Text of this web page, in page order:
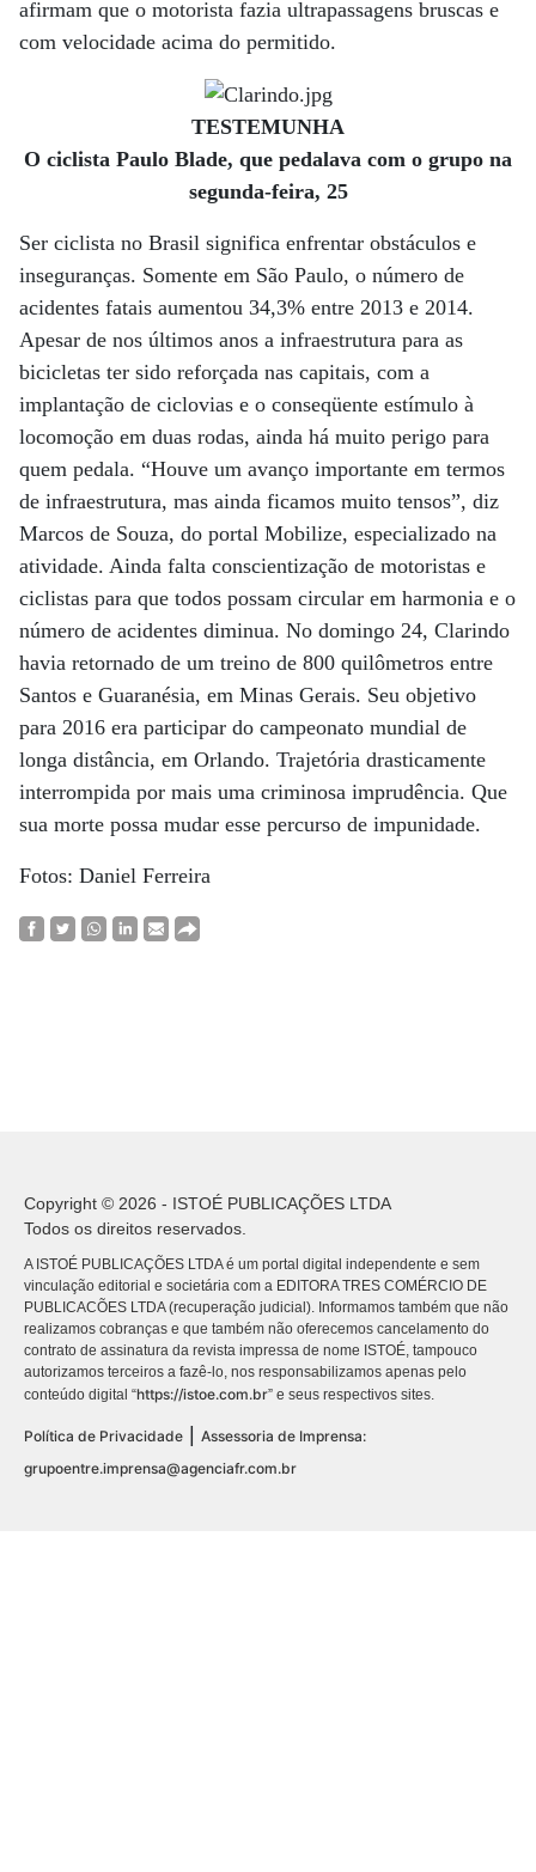
afirmam que o motorista fazia ultrapassagens bruscas e
com velocidade acima do permitido.
TESTEMUNHA
O ciclista Paulo Blade, que pedalava com o grupo na
segunda-feira, 25
Ser ciclista no Brasil significa enfrentar obstáculos e
inseguranças. Somente em São Paulo, o número de
acidentes fatais aumentou 34,3% entre 2013 e 2014.
Apesar de nos últimos anos a infraestrutura para as
bicicletas ter sido reforçada nas capitais, com a
implantação de ciclovias e o conseqüente estímulo à
locomoção em duas rodas, ainda há muito perigo para
quem pedala. “Houve um avanço importante em termos
de infraestrutura, mas ainda ficamos muito tensos”, diz
Marcos de Souza, do portal Mobilize, especializado na
atividade. Ainda falta conscientização de motoristas e
ciclistas para que todos possam circular em harmonia e o
número de acidentes diminua. No domingo 24, Clarindo
havia retornado de um treino de 800 quilômetros entre
Santos e Guaranésia, em Minas Gerais. Seu objetivo
para 2016 era participar do campeonato mundial de
longa distância, em Orlando. Trajetória drasticamente
interrompida por mais uma criminosa imprudência. Que
sua morte possa mudar esse percurso de impunidade.
Fotos: Daniel Ferreira
Copyright © 2026 - ISTOÉ PUBLICAÇÕES LTDA
Todos os direitos reservados.
A ISTOÉ PUBLICAÇÕES LTDA é um portal digital independente e sem
vinculação editorial e societária com a EDITORA TRES COMÉRCIO DE
PUBLICACÕES LTDA (recuperação judicial). Informamos também que não
realizamos cobranças e que também não oferecemos cancelamento do
contrato de assinatura da revista impressa de nome ISTOÉ, tampouco
autorizamos terceiros a fazê-lo, nos responsabilizamos apenas pelo
conteúdo digital “https://istoe.com.br” e seus respectivos sites.
Política de Privacidade | Assessoria de Imprensa:
grupoentre.imprensa@agenciafr.com.br